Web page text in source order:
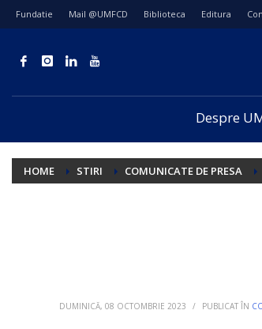
Fundatie Mail @UMFCD Biblioteca Editura
Despre
HOME STIRI COMUNICATE DE PRESA
DUMINICĂ, 08 OCTOMBRIE 2023 / PUBLICAT ÎN